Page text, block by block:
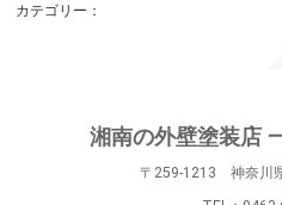
カテゴリー：
湘南の外壁塗装店
〒259-1213 神奈川